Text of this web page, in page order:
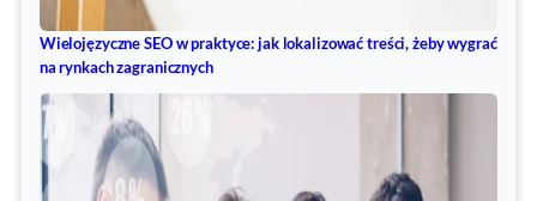
Wielojęzyczne SEO w praktyce: jak lokalizować treści, żeby wygrać
na rynkach zagranicznych